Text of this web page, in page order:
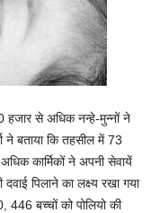
हजार से अधिक नन्हे-मुन्नों ने
ने बताया कि तहसील में 73
कार्मिकों ने अपनी सेवायें
पिलाने का लक्ष्य रखा गया
बच्चों को पोलियो की